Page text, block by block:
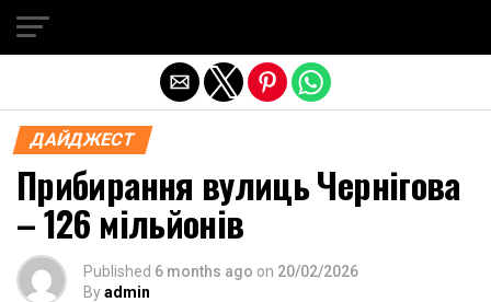
ДАЙДЖЕСТ
Прибирання вулиць Чернігова
– 126 мільйонів
Published 6 months ago on 20/02/2026
Byadmin